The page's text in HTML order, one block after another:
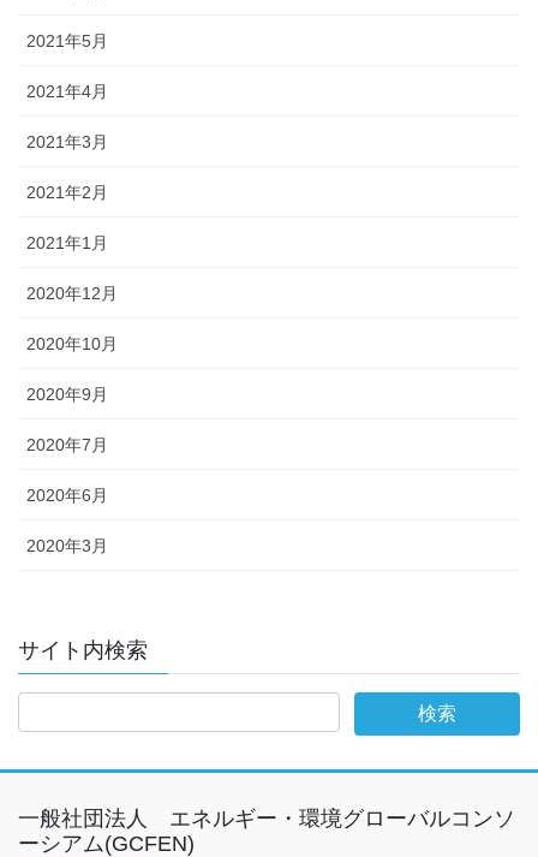
2021年5月
2021年4月
2021年3月
2021年2月
2021年1月
2020年12月
2020年10月
2020年9月
2020年7月
2020年6月
2020年3月
サイト内検索
一般社団法人 エネルギー・環境グローバルコンソ
ーシアム(GCFEN)